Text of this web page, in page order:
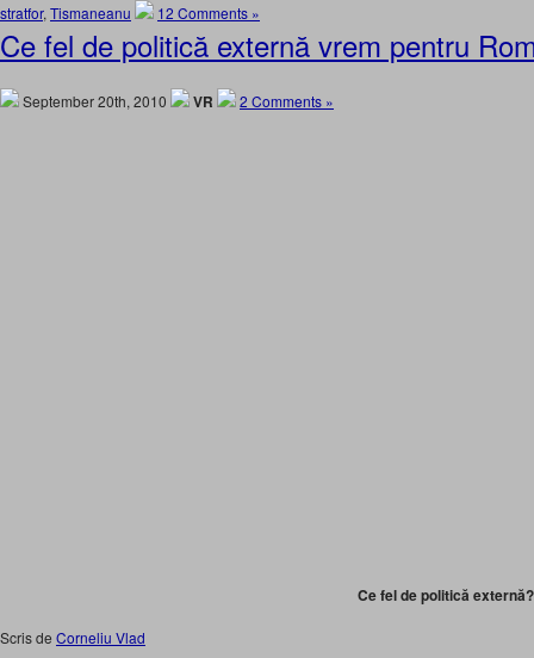
stratfor, Tismaneanu 12 Comments »
Ce fel de politică externă vrem pentru
September 20th, 2010 VR 2 Comments »
Ce fel de politică externă?
Scris de Corneliu Vlad